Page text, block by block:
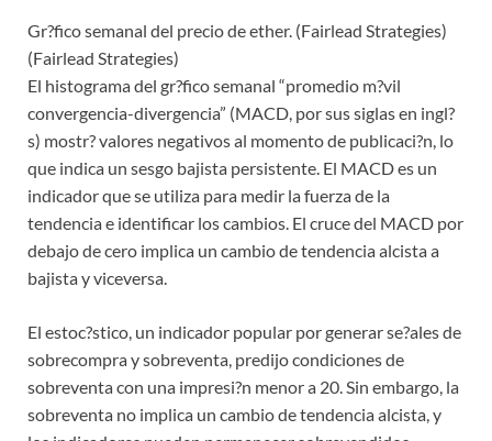
Gr?fico semanal del precio de ether. (Fairlead Strategies)
(Fairlead Strategies)
El histograma del gr?fico semanal “promedio m?vil
convergencia-divergencia” (MACD, por sus siglas en ingl?
s) mostr? valores negativos al momento de publicaci?n, lo
que indica un sesgo bajista persistente. El MACD es un
indicador que se utiliza para medir la fuerza de la
tendencia e identificar los cambios. El cruce del MACD por
debajo de cero implica un cambio de tendencia alcista a
bajista y viceversa.
El estoc?stico, un indicador popular por generar se?ales de
sobrecompra y sobreventa, predijo condiciones de
sobreventa con una impresi?n menor a 20. Sin embargo, la
sobreventa no implica un cambio de tendencia alcista, y